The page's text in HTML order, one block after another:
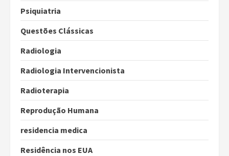
Psiquiatria
Questões Clássicas
Radiologia
Radiologia Intervencionista
Radioterapia
Reprodução Humana
residencia medica
Residência nos EUA